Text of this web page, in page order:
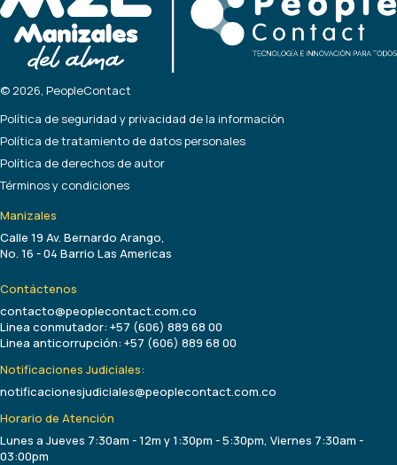
© 2026, PeopleContact
Política de seguridad y privacidad de la información
Política de tratamiento de datos personales
Política de derechos de autor
Términos y condiciones
Manizales
Calle 19 Av. Bernardo Arango,
No. 16 - 04 Barrio Las Americas
Contáctenos
contacto@peoplecontact.com.co
Linea conmutador: +57 (606) 889 68 00
Linea anticorrupción: +57 (606) 889 68 00
Notificaciones Judiciales:
notificacionesjudiciales@peoplecontact.com.co
Horario de Atención
Lunes a Jueves 7:30am - 12m y 1:30pm - 5:30pm, Viernes 7:30am -
03:00pm